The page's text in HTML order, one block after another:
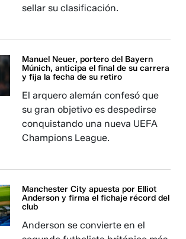
sellar su clasificación.
Manuel Neuer, portero del Bayern
Múnich, anticipa el final de su carrera
y fija la fecha de su retiro
El arquero alemán confesó que
su gran objetivo es despedirse
conquistando una nueva UEFA
Champions League.
Manchester City apuesta por Elliot
Anderson y firma el fichaje récord del
club
Anderson se convierte en el